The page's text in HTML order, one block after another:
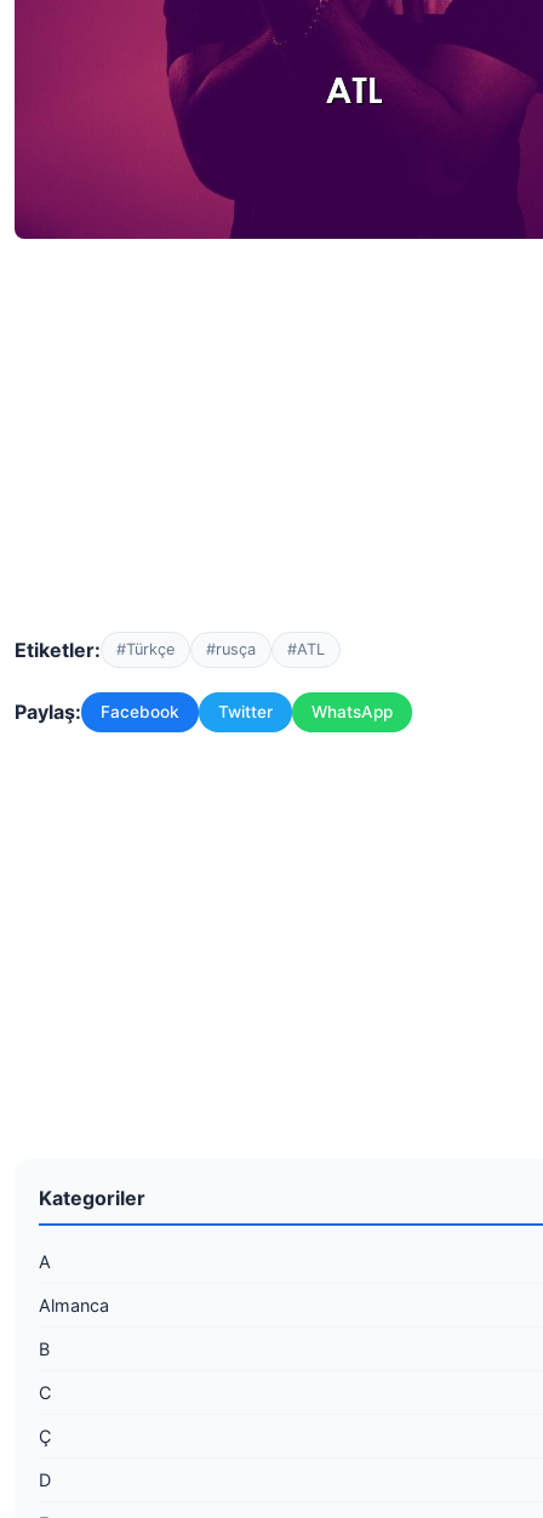
Etiketler: #Türkçe #rusça #ATL
Paylaş: Facebook Twitter WhatsApp
Kategoriler
A
Almanca
B
C
Ç
D